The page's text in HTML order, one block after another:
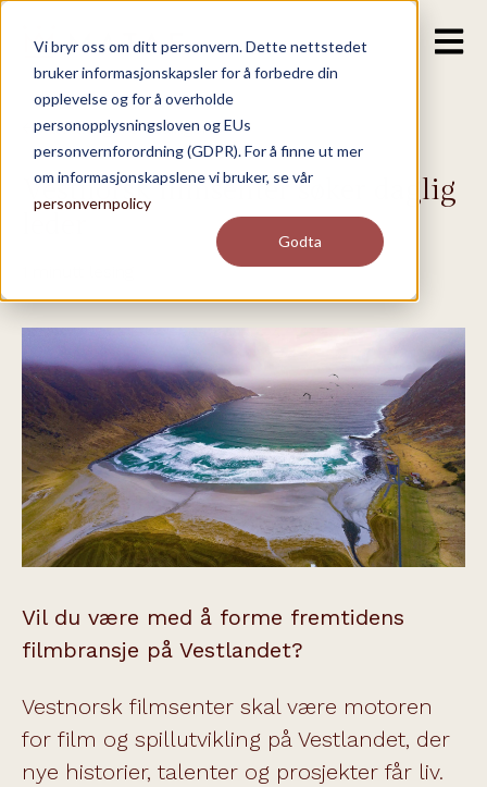
Vi bryr oss om ditt personvern. Dette nettstedet
bruker informasjonskapsler for å forbedre din
opplevelse og for å overholde
personopplysningsloven og EUs
personvernforordning (GDPR). For å finne ut mer
om informasjonskapslene vi bruker, se vår
personvernpolicy
Godta
Open
Alle tidligere stillinger
Vestnorsk filmsenter søker daglig
Vil du være med å forme fremtidens
filmbransje på Vestlandet?
Vestnorsk filmsenter skal være motoren
for film og spillutvikling på Vestlandet, der
nye historier, talenter og prosjekter får liv.